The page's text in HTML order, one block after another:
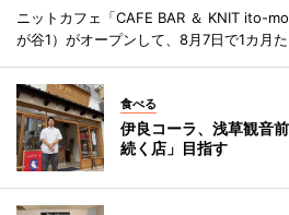
ニットカフェ「CAFE BAR ＆ KNIT ito-
が谷1）がオープンして、8月7日で1カ月た
食べる
伊良コーラ、浅草観音
続く店」目指す